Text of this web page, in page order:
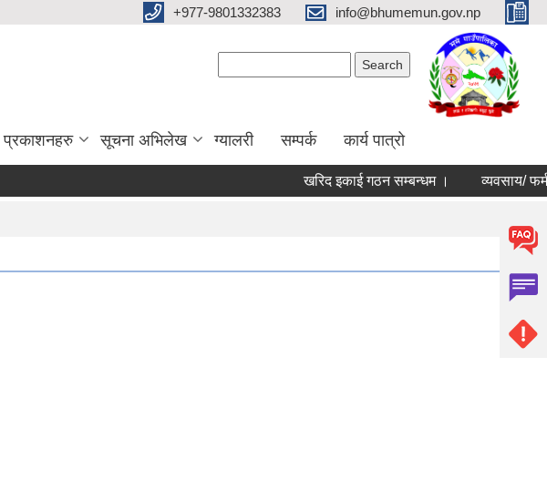
+977-9801332383 info@bhumemun.gov.np
प्रकाशनहरु सूचना अभिलेख ग्यालरी सम्पर्क कार्य पात्रो
खरिद इकाई गठन सम्बन्धम । व्यवसाय/ फर्म/